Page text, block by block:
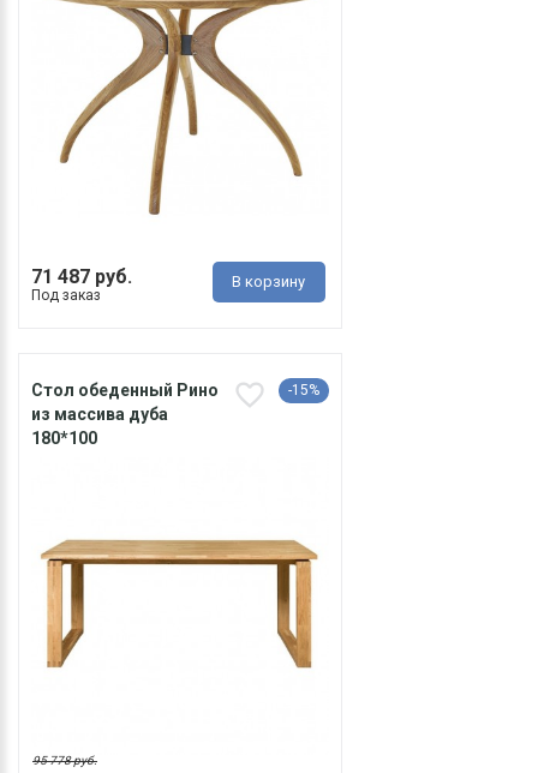
71 487 руб.
Под заказ
В корзину
Стол обеденный Рино
из массива дуба
180*100
-15%
95 778 руб.